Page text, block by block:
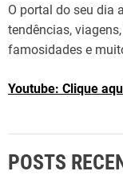
O portal do seu dia
tendências,
famosidades e
Youtube: Clique
POSTS